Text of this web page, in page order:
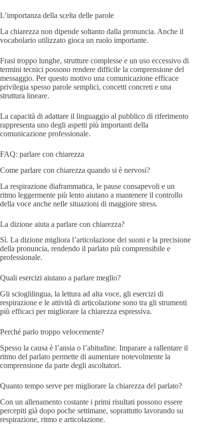
L’importanza della scelta delle parole
La chiarezza non dipende soltanto dalla pronuncia. Anche il
vocabolario utilizzato gioca un ruolo importante.
Frasi troppo lunghe, strutture complesse e un uso eccessivo di
termini tecnici possono rendere difficile la comprensione del
messaggio. Per questo motivo una comunicazione efficace
privilegia spesso parole semplici, concetti concreti e una
struttura lineare.
La capacità di adattare il linguaggio al pubblico di riferimento
rappresenta uno degli aspetti più importanti della
comunicazione professionale.
FAQ: parlare con chiarezza
Come parlare con chiarezza quando si è nervosi?
La respirazione diaframmatica, le pause consapevoli e un
ritmo leggermente più lento aiutano a mantenere il controllo
della voce anche nelle situazioni di maggiore stress.
La dizione aiuta a parlare con chiarezza?
Sì. La dizione migliora l’articolazione dei suoni e la precisione
della pronuncia, rendendo il parlato più comprensibile e
professionale.
Quali esercizi aiutano a parlare meglio?
Gli scioglilingua, la lettura ad alta voce, gli esercizi di
respirazione e le attività di articolazione sono tra gli strumenti
più efficaci per migliorare la chiarezza espressiva.
Perché parlo troppo velocemente?
Spesso la causa è l’ansia o l’abitudine. Imparare a rallentare il
ritmo del parlato permette di aumentare notevolmente la
comprensione da parte degli ascoltatori.
Quanto tempo serve per migliorare la chiarezza del parlato?
Con un allenamento costante i primi risultati possono essere
percepiti già dopo poche settimane, soprattutto lavorando su
respirazione, ritmo e articolazione.